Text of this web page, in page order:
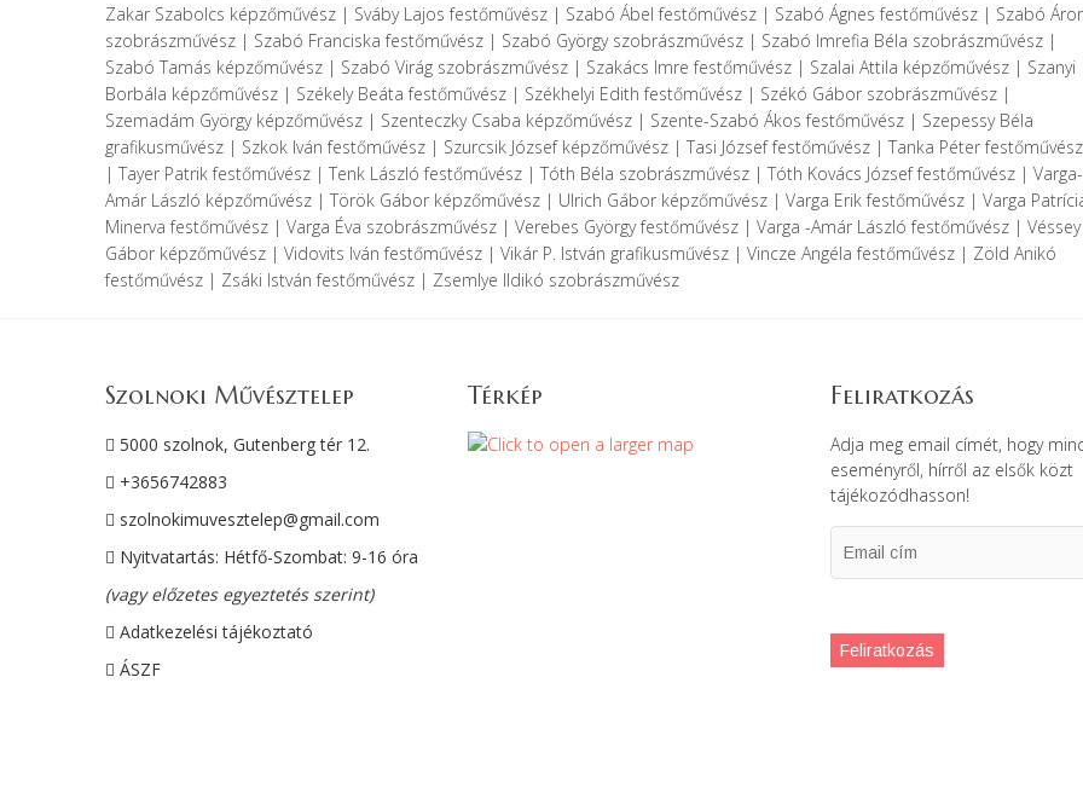
Zakar Szabolcs képzőművész | Sváby Lajos festőművész | Szabó Ábel festőművész | Szabó Ágnes festőművész | Szabó
szobrászművész | Szabó Franciska festőművész | Szabó György szobrászművész | Szabó Imrefia Béla szobrászművész |
Szabó Tamás képzőművész | Szabó Virág szobrászművész | Szakács Imre festőművész | Szalai Attila képzőművész | Szanyi
Borbála képzőművész | Székely Beáta festőművész | Székhelyi Edith festőművész | Székó Gábor szobrászművész |
Szemadám György képzőművész | Szenteczky Csaba képzőművész | Szente-Szabó Ákos festőművész | Szepessy Béla
grafikusművész | Szkok Iván festőművész | Szurcsik József képzőművész | Tasi József festőművész | Tanka Péter festőművész
| Tayer Patrik festőművész | Tenk László festőművész | Tóth Béla szobrászművész | Tóth Kovács József festőművész | Varga-
Amár László képzőművész | Török Gábor képzőművész | Ulrich Gábor képzőművész | Varga Erik festőművész | Varga
Minerva festőművész | Varga Éva szobrászművész | Verebes György festőművész | Varga -Amár László festőművész | Véssey
Gábor képzőművész | Vidovits Iván festőművész | Vikár P. István grafikusművész | Vincze Angéla festőművész | Zöld Anikó
festőművész | Zsáki István festőművész | Zsemlye Ildikó szobrászművész
Szolnoki Művésztelep
5000 szolnok, Gutenberg tér 12.
+3656742883
szolnokimuvesztelep@gmail.com
Nyitvatartás: Hétfő-Szombat: 9-16 óra
(vagy előzetes egyeztetés szerint)
Adatkezelési tájékoztató
ÁSZF
Térkép Feliratkozás
Adja meg email címét, hogy
eseményről, hírről az elsők közt
tájékozódhasson!
cím
Feliratkozás